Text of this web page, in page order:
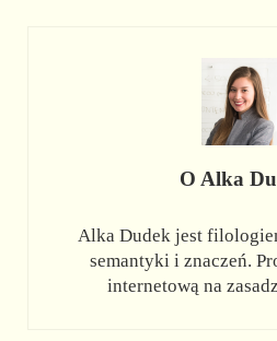
O Alka
Alka Dudek jest
semantyki i znaczeń.
internetową na